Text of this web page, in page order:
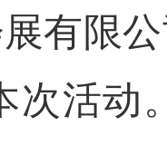
有限
次活动